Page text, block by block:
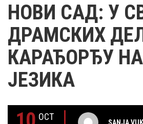
НОВИ САД: У
ДРАМСКИХ
КАРАЂОРЂУ
ЈЕЗИКА
OCT
SANJA